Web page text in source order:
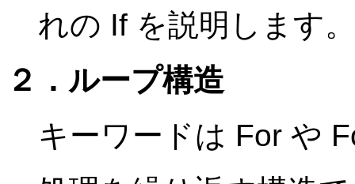
れの If を説明します。
２．ループ構造
キーワードは For や